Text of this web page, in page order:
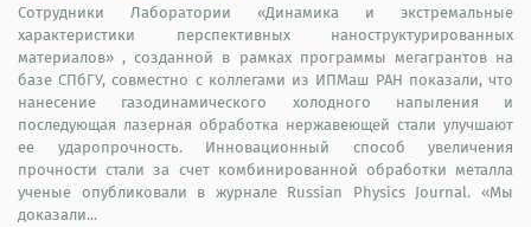
Сотрудники Лаборатории «Динамика и экстремальные
характеристики перспективных наноструктурированных
материалов» , созданной в рамках программы мегагрантов на
базе СПбГУ, совместно с коллегами из ИПМаш РАН показали, что
нанесение газодинамического холодного напыления и
последующая лазерная обработка нержавеющей стали улучшают
ее ударопрочность. Инновационный способ увеличения
прочности стали за счет комбинированной обработки металла
ученые опубликовали в журнале Russian Physics Journal. «Мы
доказали...